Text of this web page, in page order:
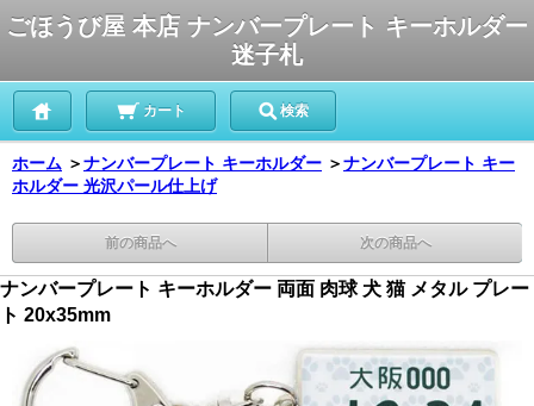
ごほうび屋 本店 ナンバープレート キーホルダー
迷子札
カート 検索
ホーム ＞ナンバープレート キーホルダー ＞ナンバープレート キー
ホルダー 光沢パール仕上げ
前の商品へ 次の商品へ
ナンバープレート キーホルダー 両面 肉球 犬 猫 メタル プレー
ト 20x35mm